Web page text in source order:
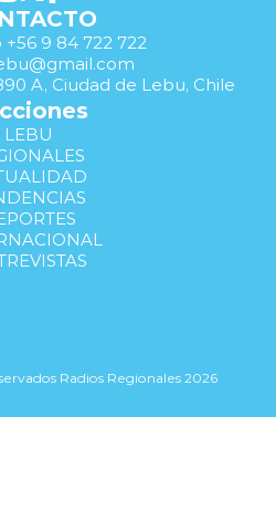
9 84 722 722
A, Ciudad de Lebu, Chile
LEBU
Radios Regionales 2026